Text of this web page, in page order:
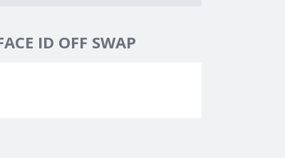
ID OFF SWAP